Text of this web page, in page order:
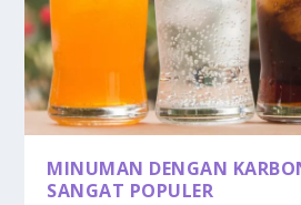
MINUMAN DENGAN
SANGAT POPULER